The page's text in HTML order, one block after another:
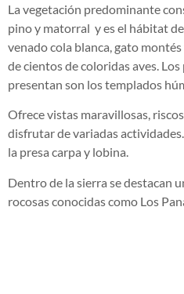
La vegetación predominante
pino y matorral y es el hábitat
venado cola blanca, gato montés
de cientos de coloridas aves.
presentan son los templados
Ofrece vistas maravillosas,
disfrutar de variadas
la presa carpa y lobina.
Dentro de la sierra se destacan
rocosas conocidas como Los